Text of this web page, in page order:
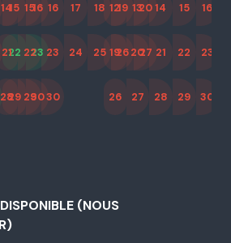
15 16
22 23
29 30
14 15 16 17 18 19 20
21 22 23 24 25 26 27
28 29 30
12 13 14 15 16
19 20 21 22 23
26 27 28 29 30
(NOUS